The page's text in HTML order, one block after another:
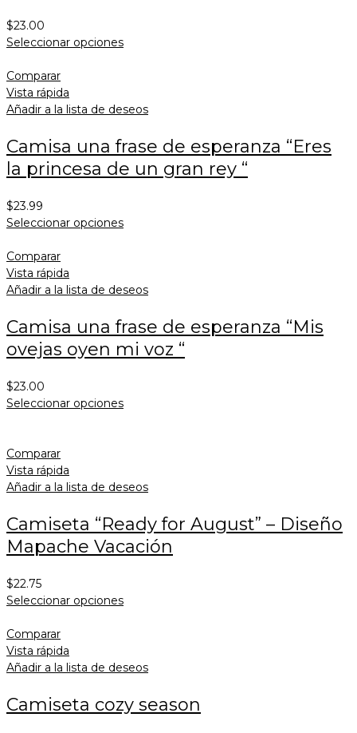
$23.00
Seleccionar opciones
Comparar
Vista rápida
Añadir a la lista de deseos
Camisa una frase de esperanza “Eres
la princesa de un gran rey “
$23.99
Seleccionar opciones
Comparar
Vista rápida
Añadir a la lista de deseos
Camisa una frase de esperanza “Mis
ovejas oyen mi voz “
$23.00
Seleccionar opciones
Comparar
Vista rápida
Añadir a la lista de deseos
Camiseta “Ready for August” – Diseño
Mapache Vacación
$22.75
Seleccionar opciones
Comparar
Vista rápida
Añadir a la lista de deseos
Camiseta cozy season